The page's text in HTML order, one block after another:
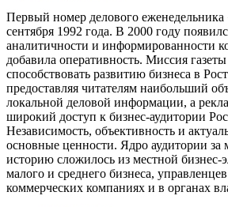
Первый номер делового
сентября 1992 года. В 2000 году
аналитичности и информированности
добавила оперативность. Миссия
способствовать развитию бизнеса в
предоставляя читателям наибольший
локальной деловой информации, а
широкий доступ к бизнес-аудитории
Независимость, объективность и
основные ценности. Ядро аудитории
историю сложилось из местной бизнес-
малого и среднего бизнеса,
коммерческих компаниях и в органах